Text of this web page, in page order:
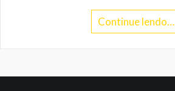
Continue lendo…